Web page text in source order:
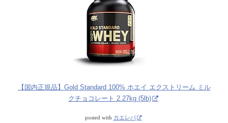
【国内正規品】Gold Standard 100% ホエイ エクストリーム ミル
クチョコレート 2.27kg (5lb)
posted with カエレバ